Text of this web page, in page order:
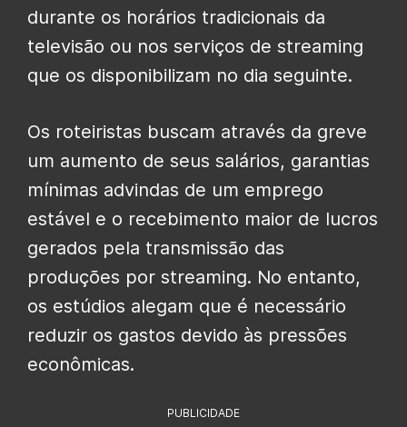
durante os horários tradicionais da
televisão ou nos serviços de streaming
que os disponibilizam no dia seguinte.
Os roteiristas buscam através da greve
um aumento de seus salários, garantias
mínimas advindas de um emprego
estável e o recebimento maior de lucros
gerados pela transmissão das
produções por streaming. No entanto,
os estúdios alegam que é necessário
reduzir os gastos devido às pressões
econômicas.
PUBLICIDADE